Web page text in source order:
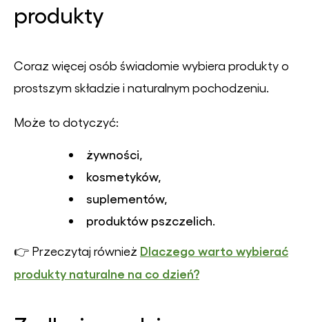
produkty
Coraz więcej osób świadomie wybiera produkty o
prostszym składzie i naturalnym pochodzeniu.
Może to dotyczyć:
żywności,
kosmetyków,
suplementów,
produktów pszczelich.
👉 Przeczytaj również Dlaczego warto wybierać
produkty naturalne na co dzień?